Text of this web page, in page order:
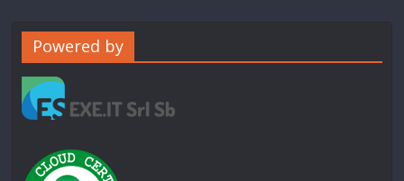
Powered by